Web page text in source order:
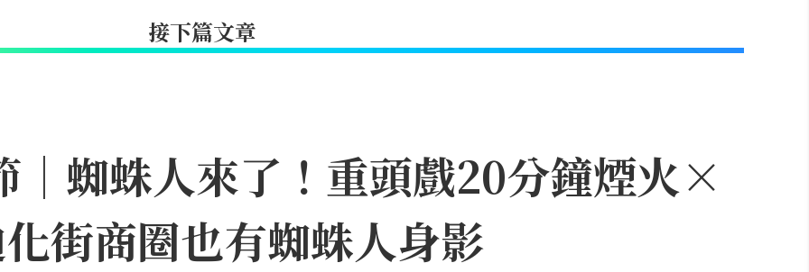
接下篇文章
｜蜘蛛人來了！重頭戲20分鐘煙火×
街商圈也有蜘蛛人身影